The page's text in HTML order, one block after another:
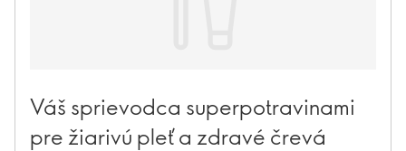
Váš sprievodca superpotravinami
pre žiarivú pleť a zdravé črevá